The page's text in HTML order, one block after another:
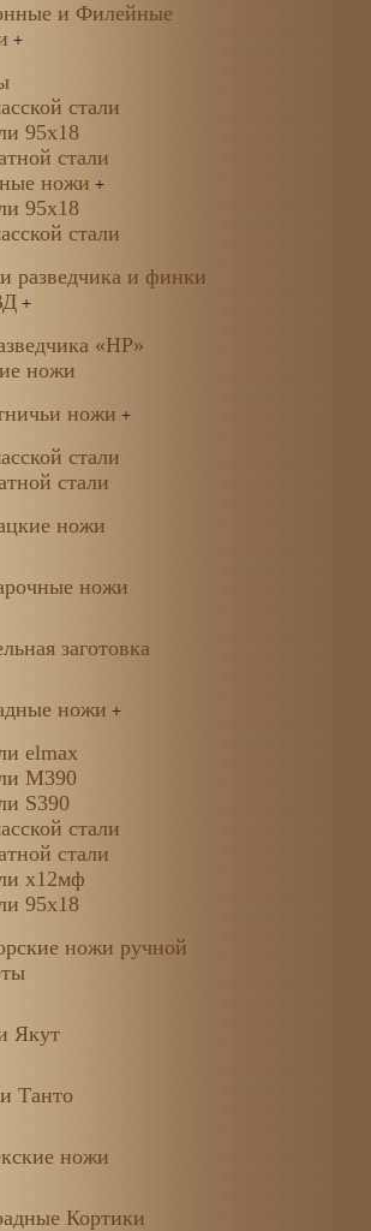
и Филейные
+
стали
95х18
стали
ножи +
95х18
стали
разведчика и финки
+
«НР»
ножи
ножи +
стали
стали
ножи
ножи
заготовка
ножи +
elmax
М390
S390
стали
стали
х12мф
95х18
ножи ручной
Якут
Танто
ножи
Кортики